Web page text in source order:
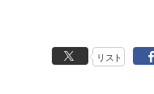
リスト